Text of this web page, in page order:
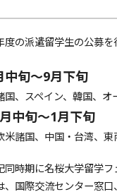
の派遣留学生の公募を
中旬～9月下旬
、スペイン、韓国、オ
中旬～1月下旬
米諸国、中国・台湾、東
時期に名桜大学留学フ
国際交流センター窓口